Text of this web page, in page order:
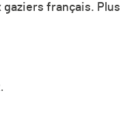
français. Plus